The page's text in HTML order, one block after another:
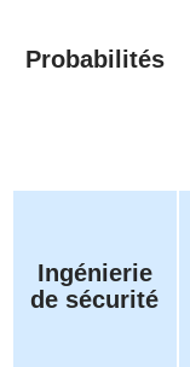
Probabilités
Ingénierie
de sécurité